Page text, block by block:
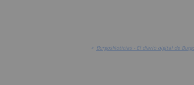
> BurgosNoticias - El diario digital de